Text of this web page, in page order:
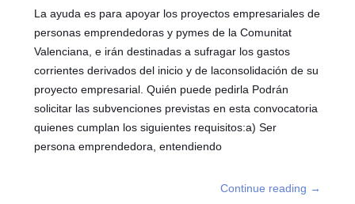
La ayuda es para apoyar los proyectos empresariales de
personas emprendedoras y pymes de la Comunitat
Valenciana, e irán destinadas a sufragar los gastos
corrientes derivados del inicio y de laconsolidación de su
proyecto empresarial. Quién puede pedirla Podrán
solicitar las subvenciones previstas en esta convocatoria
quienes cumplan los siguientes requisitos:a) Ser
persona emprendedora, entendiendo
Continue reading →